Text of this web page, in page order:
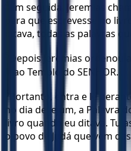
Em seguida, Jeremias
para que escrevesse no
ditava, todas as palavras
Depois Jeremias
ir ao Templo do SENHOR.
Portanto, entra e lê
no dia de jejum, a Palavra
livro quando eu ditava. Tu
o povo de Judá que vem